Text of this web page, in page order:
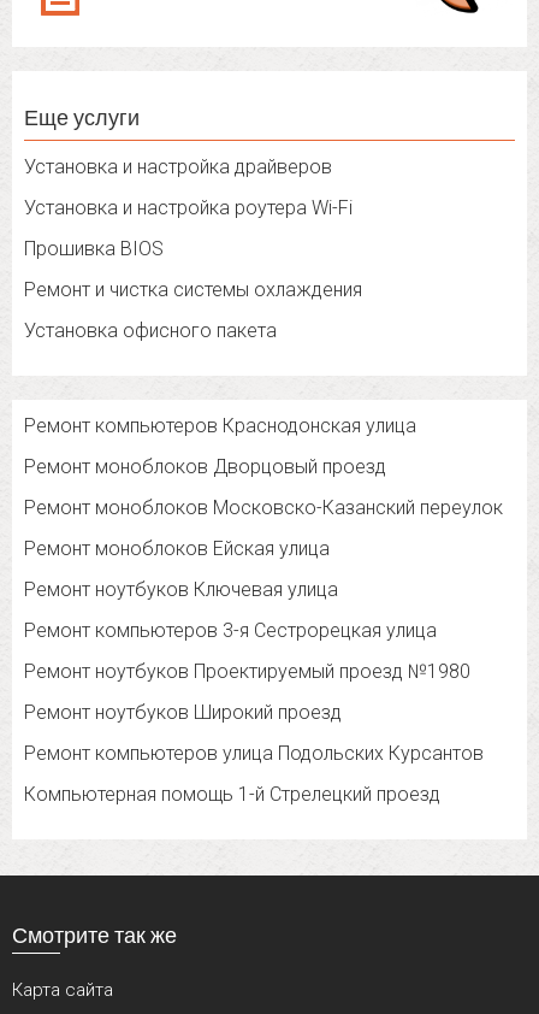
Еще услуги
Установка и настройка драйверов
Установка и настройка роутера Wi-Fi
Прошивка BIOS
Ремонт и чистка системы охлаждения
Установка офисного пакета
Ремонт компьютеров Краснодонская улица
Ремонт моноблоков Дворцовый проезд
Ремонт моноблоков Московско-Казанский переулок
Ремонт моноблоков Ейская улица
Ремонт ноутбуков Ключевая улица
Ремонт компьютеров 3-я Сестрорецкая улица
Ремонт ноутбуков Проектируемый проезд №1980
Ремонт ноутбуков Широкий проезд
Ремонт компьютеров улица Подольских Курсантов
Компьютерная помощь 1-й Стрелецкий проезд
Смотрите так же
Карта сайта